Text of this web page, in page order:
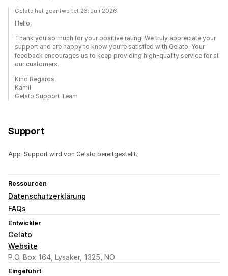
Gelato hat geantwortet 23. Juli 2026
Hello,
Thank you so much for your positive rating! We truly appreciate your
support and are happy to know you’re satisfied with Gelato. Your
feedback encourages us to keep providing high-quality service for all
our customers.
Kind Regards,
Kamil
Gelato Support Team
Support
App-Support wird von Gelato bereitgestellt.
Ressourcen
Datenschutzerklärung
FAQs
Entwickler
Gelato
Website
P.O. Box 164, Lysaker, 1325, NO
Eingeführt